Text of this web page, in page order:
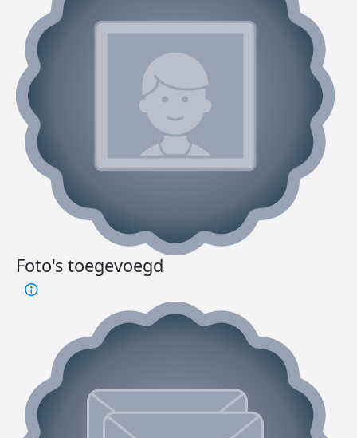
Foto's toegevoegd